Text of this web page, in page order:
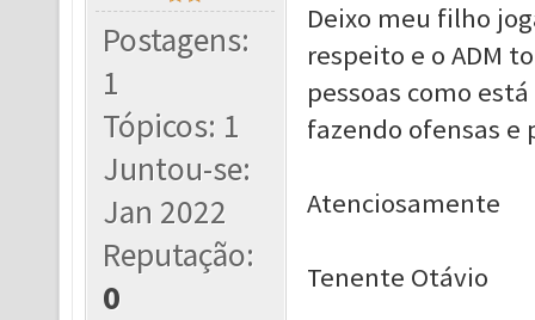
Postagens:
1
Tópicos: 1
Juntou-se:
Jan 2022
Reputação:
0
Deixo meu filho
respeito e o ADM
pessoas como
fazendo ofensas e
Atenciosamente
Tenente Otávio